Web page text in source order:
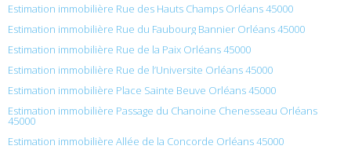
Estimation immobilière Rue des Hauts Champs Orléans 45000
Estimation immobilière Rue du Faubourg Bannier Orléans 45000
Estimation immobilière Rue de la Paix Orléans 45000
Estimation immobilière Rue de l’Universite Orléans 45000
Estimation immobilière Place Sainte Beuve Orléans 45000
Estimation immobilière Passage du Chanoine Chenesseau Orléans
45000
Estimation immobilière Allée de la Concorde Orléans 45000